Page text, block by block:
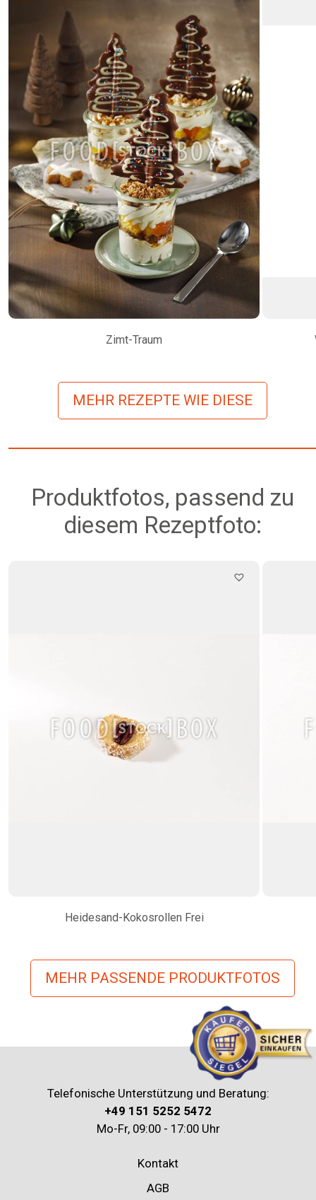
Zimt-Traum
MEHR REZEPTE WIE DIESE
Produktfotos, passend zu
diesem Rezeptfoto:
Heidesand-Kokosrollen Frei
MEHR PASSENDE PRODUKTFOTOS
Telefonische Unterstützung und Beratung:
+49 151 5252 5472
Mo-Fr, 09:00 - 17:00 Uhr
Kontakt
AGB